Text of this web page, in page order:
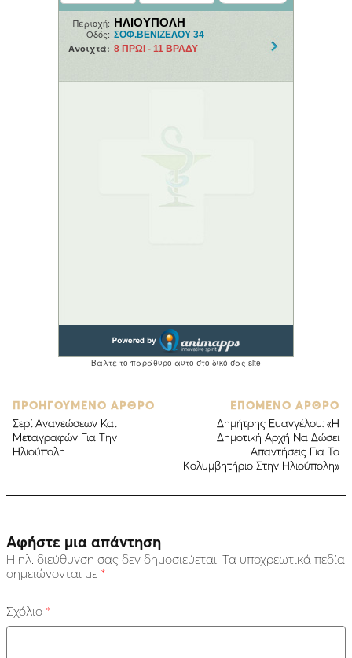
ΠΡΟΗΓΟΥΜΕΝΟ ΑΡΘΡΟ
Σερί Ανανεώσεων Και
Μεταγραφών Για Την
Ηλιούπολη
ΕΠΟΜΕΝΟ ΑΡΘΡΟ
Δημήτρης Ευαγγέλου: «Η
Δημοτική Αρχή Να Δώσει
Απαντήσεις Για Το
Κολυμβητήριο Στην Ηλιούπολη»
Αφήστε μια απάντηση
Η ηλ. διεύθυνση σας δεν δημοσιεύεται. Τα υποχρεωτικά πεδία
σημειώνονται με *
Σχόλιο *